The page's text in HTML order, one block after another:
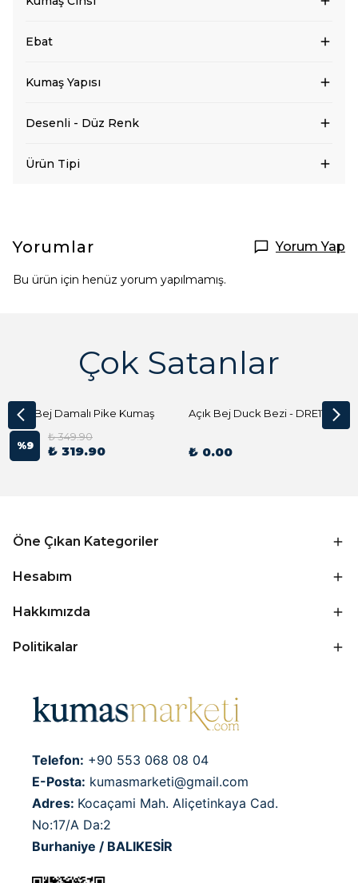
Ebat
Kumaş Yapısı
Desenli - Düz Renk
Ürün Tipi
Yorumlar Yorum Yap
Bu ürün için henüz yorum yapılmamış.
Çok Satanlar
Açık Bej Damalı Pike Kumaş
%9
₺ 349.90
₺ 319.90
Açık Bej Duck Bezi - DRE1144 Kumaş Peçete
₺ 0.00
Öne Çıkan Kategoriler
Hesabım
Hakkımızda
Politikalar
Telefon: +90 553 068 08 04
E-Posta: kumasmarketi@gmail.com
Adres: Kocaçami Mah. Aliçetinkaya Cad.
No:17/A Da:2
Burhaniye / BALIKESİR